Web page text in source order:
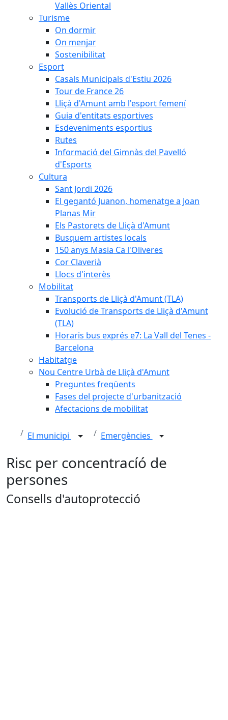
Vallès Oriental
Turisme
On dormir
On menjar
Sostenibilitat
Esport
Casals Municipals d'Estiu 2026
Tour de France 26
Lliçà d'Amunt amb l'esport femení
Guia d'entitats esportives
Esdeveniments esportius
Rutes
Informació del Gimnàs del Pavelló
d'Esports
Cultura
Sant Jordi 2026
El gegantó Juanon, homenatge a Joan
Planas Mir
Els Pastorets de Lliçà d'Amunt
Busquem artistes locals
150 anys Masia Ca l'Oliveres
Cor Claverià
Llocs d'interès
Mobilitat
Transports de Lliçà d'Amunt (TLA)
Evolució de Transports de Lliçà d'Amunt
(TLA)
Horaris bus exprés e7: La Vall del Tenes -
Barcelona
Habitatge
Nou Centre Urbà de Lliçà d'Amunt
Preguntes freqüents
Fases del projecte d'urbanització
Afectacions de mobilitat
El municipi Emergències
Risc per concentracíó de
persones
Consells d'autoprotecció